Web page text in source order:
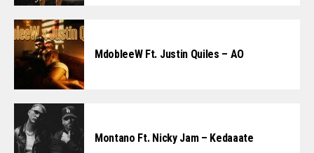
MdobleeW Ft. Justin Quiles – AO
Montano Ft. Nicky Jam – Kedaaate